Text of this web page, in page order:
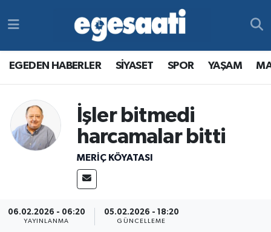
EGEDEN HABERLER SİYASET SPOR YAŞAM
İşler bitmedi
harcamalar bitti
MERIÇ KÖYATASI
06.02.2026 - 06:20
YAYINLANMA
05.02.2026 - 18:20
GÜNCELLEME
Yazarlar
YAŞAM
MAGAZİN
RESMİ REKLAMLAR
SPOR
YAŞAM
MAGAZİN
Süper Lig Puan Durumu ve Fikstür
Tüm Manşetler
Son Dakika Haberleri